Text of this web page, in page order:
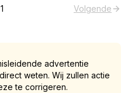
1 Volgende
advertentie
weten. Wij zullen actie
te corrigeren.